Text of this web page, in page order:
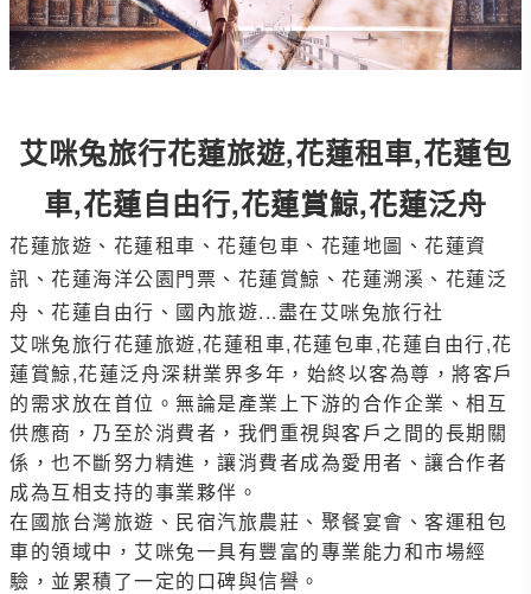
艾咪兔旅行花蓮旅遊,花蓮租車,花蓮包
車,花蓮自由行,花蓮賞鯨,花蓮泛舟
花蓮旅遊、花蓮租車、花蓮包車、花蓮地圖、花蓮資
訊、花蓮海洋公園門票、花蓮賞鯨、花蓮溯溪、花蓮泛
舟、花蓮自由行、國內旅遊...盡在艾咪兔旅行社
艾咪兔旅行花蓮旅遊,花蓮租車,花蓮包車,花蓮自由行,花
蓮賞鯨,花蓮泛舟深耕業界多年，始終以客為尊，將客戶
的需求放在首位。無論是產業上下游的合作企業、相互
供應商，乃至於消費者，我們重視與客戶之間的長期關
係，也不斷努力精進，讓消費者成為愛用者、讓合作者
成為互相支持的事業夥伴。
在國旅台灣旅遊、民宿汽旅農莊、聚餐宴會、客運租包
車的領域中，艾咪兔一具有豐富的專業能力和市場經
驗，並累積了一定的口碑與信譽。